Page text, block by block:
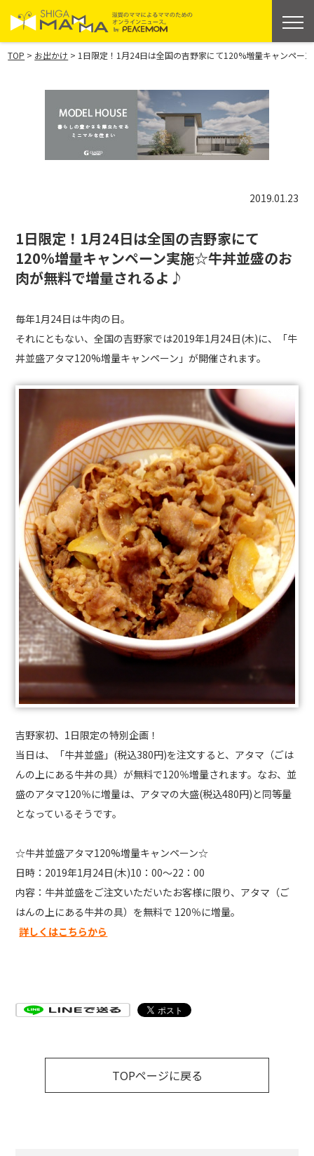
TOP > お出かけ > 1日限定！1月24日は全国の吉野家にて120%増量キャンペ
2019.01.23
1日限定！1月24日は全国の吉野家にて
120%増量キャンペーン実施☆牛丼並盛のお
肉が無料で増量されるよ♪
毎年1月24日は牛肉の日。
それにともない、全国の吉野家では2019年1月24日(木)に、「牛
丼並盛アタマ120%増量キャンペーン」が開催されます。
吉野家初、1日限定の特別企画！
当日は、「牛丼並盛」(税込380円)を注文すると、アタマ（ごは
んの上にある牛丼の具）が無料で120％増量されます。なお、並
盛のアタマ120％に増量は、アタマの大盛(税込480円)と同等量
となっているそうです。
☆牛丼並盛アタマ120%増量キャンペーン☆
日時：2019年1月24日(木)10：00～22：00
内容：牛丼並盛をご注文いただいたお客様に限り、アタマ（ご
はんの上にある牛丼の具）を無料で 120％に増量。
詳しくはこちらから
TOPページに戻る